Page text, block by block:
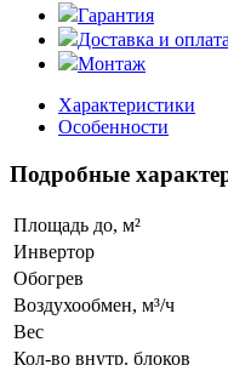
Гарантия
Доставка и оплата
Монтаж
Характеристики
Особенности
Подробные
Площадь до, м²
Инвертор
Обогрев
Воздухообмен, м³/ч
Вес
Кол-во внутр. блоков